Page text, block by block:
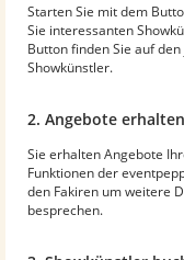
Starten Sie mit dem
Sie interessanten
Button finden Sie auf
Showkünstler.
2. Angebote
Sie erhalten Angebote
Funktionen der
den Fakiren um weitere
besprechen.